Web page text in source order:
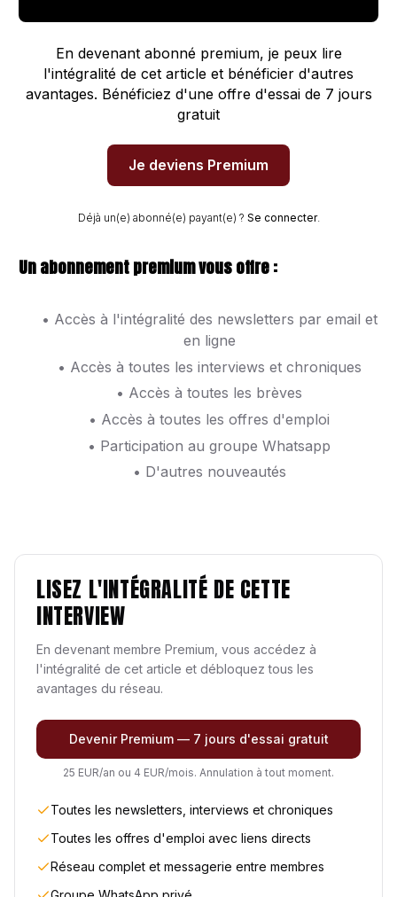
En devenant abonné premium, je peux lire
l'intégralité de cet article et bénéficier d'autres
avantages. Bénéficiez d'une offre d'essai de 7 jours
gratuit
Je deviens Premium
Déjà un(e) abonné(e) payant(e) ? Se connecter.
Un abonnement premium vous offre :
• Accès à l'intégralité des newsletters par email et
en ligne
• Accès à toutes les interviews et chroniques
• Accès à toutes les brèves
• Accès à toutes les offres d'emploi
• Participation au groupe Whatsapp
• D'autres nouveautés
LISEZ L'INTÉGRALITÉ DE CETTE
INTERVIEW
En devenant membre Premium, vous accédez à
l'intégralité de cet article et débloquez tous les
avantages du réseau.
Devenir Premium — 7 jours d'essai gratuit
25 EUR/an ou 4 EUR/mois. Annulation à tout moment.
Toutes les newsletters, interviews et chroniques
Toutes les offres d'emploi avec liens directs
Réseau complet et messagerie entre membres